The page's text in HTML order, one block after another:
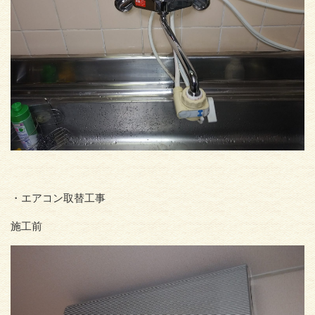
・エアコン取替工事
施工前